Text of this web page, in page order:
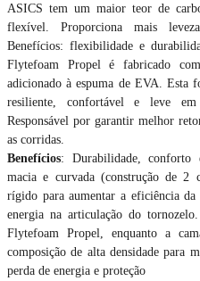
ASICS tem um maior teor de
flexível. Proporciona mais
Benefícios: flexibilidade e
Flytefoam Propel é fabricado
adicionado à espuma de EVA. Esta
resiliente, confortável e leve em
Responsável por garantir melhor
as corridas.
Benefícios: Durabilidade, conforto
macia e curvada (construção de 2
rígido para aumentar a eficiência
energia na articulação do
Flytefoam Propel, enquanto a
composição de alta densidade para
perda de energia e proteção